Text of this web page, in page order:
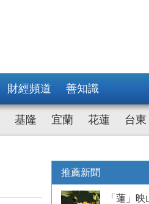
財經頻道 善知識
基隆 宜蘭 花蓮 台東
推薦新聞
「蓮」